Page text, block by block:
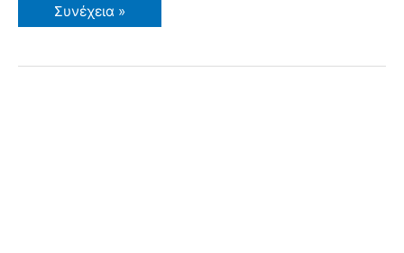
Αναγνώριση
φυτών
λέγεται
Συνέχεια »